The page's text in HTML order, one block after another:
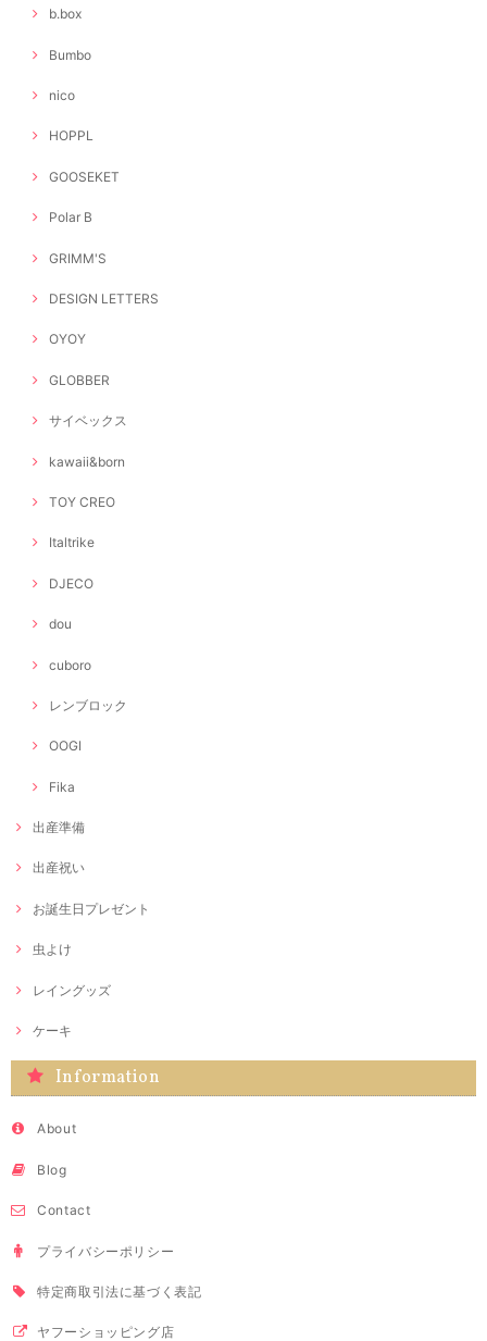
b.box
Bumbo
nico
HOPPL
GOOSEKET
Polar B
GRIMM'S
DESIGN LETTERS
OYOY
GLOBBER
サイベックス
kawaii&born
TOY CREO
Italtrike
DJECO
dou
cuboro
レンブロック
OOGI
Fika
出産準備
出産祝い
お誕生日プレゼント
虫よけ
レイングッズ
ケーキ
Information
About
Blog
Contact
プライバシーポリシー
特定商取引法に基づく表記
ヤフーショッピング店